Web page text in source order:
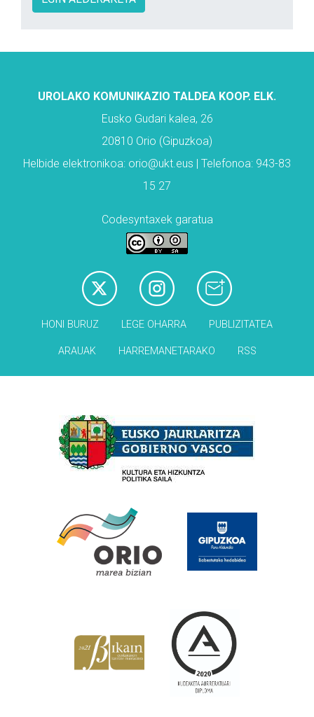
UROLAKO KOMUNIKAZIO TALDEA KOOP. ELK.
Eusko Gudari kalea, 26
20810 Orio (Gipuzkoa)
Helbide elektronikoa: orio@ukt.eus | Telefonoa: 943-83
15 27
Codesyntaxek garatua
HONI BURUZ LEGE OHARRA PUBLIZITATEA
ARAUAK HARREMANETARAKO RSS